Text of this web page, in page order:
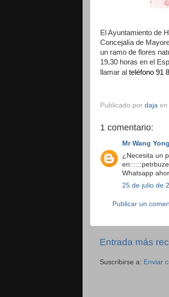
El Ayuntamiento de
Concejalía de
un ramo de flores
19,30 horas en el
llamar al teléfono 91
Publicado por daja en
1 comentario:
Mr Wang
¿Necesita un
Whatsapp
25 de julio de
Publicar un
Entrada más
Suscribirse a: Enviar